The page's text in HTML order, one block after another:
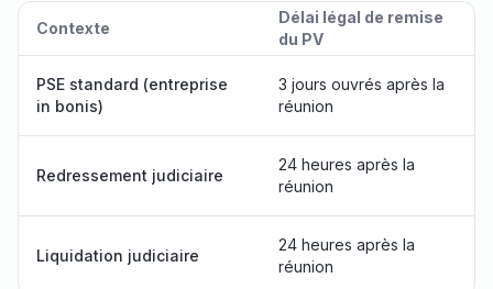
Contexte
Délai légal de remise
du PV
PSE standard (entreprise
in bonis)
3 jours ouvrés après la
réunion
Redressement judiciaire
24 heures après la
réunion
Liquidation judiciaire
24 heures après la
réunion